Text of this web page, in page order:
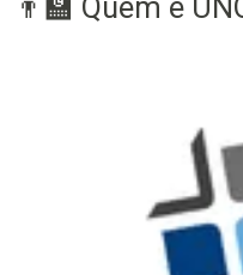
👨‍🏫 Quem é